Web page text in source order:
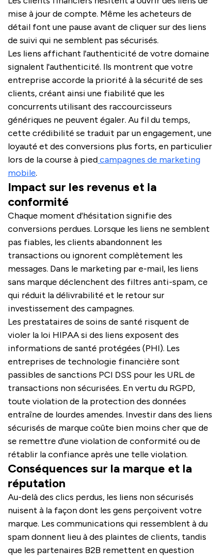
mise à jour de compte. Même les acheteurs de
détail font une pause avant de cliquer sur des liens
de suivi qui ne semblent pas sécurisés.
Les liens affichant l'authenticité de votre domaine
signalent l'authenticité. Ils montrent que votre
entreprise accorde la priorité à la sécurité de ses
clients, créant ainsi une fiabilité que les
concurrents utilisant des raccourcisseurs
génériques ne peuvent égaler. Au fil du temps,
cette crédibilité se traduit par un engagement, une
loyauté et des conversions plus forts, en particulier
lors de la course à piedcampagnes de marketing
mobile.
Impact sur les revenus et la
conformité
Chaque moment d'hésitation signifie des
conversions perdues. Lorsque les liens ne semblent
pas fiables, les clients abandonnent les
transactions ou ignorent complètement les
messages. Dans le marketing par e-mail, les liens
sans marque déclenchent des filtres anti-spam, ce
qui réduit la délivrabilité et le retour sur
investissement des campagnes.
Les prestataires de soins de santé risquent de
violer la loi HIPAA si des liens exposent des
informations de santé protégées (PHI). Les
entreprises de technologie financière sont
passibles de sanctions PCI DSS pour les URL de
transactions non sécurisées. En vertu du RGPD,
toute violation de la protection des données
entraîne de lourdes amendes. Investir dans des liens
sécurisés de marque coûte bien moins cher que de
se remettre d'une violation de conformité ou de
rétablir la confiance après une telle violation.
Conséquences sur la marque et la
réputation
Au-delà des clics perdus, les liens non sécurisés
nuisent à la façon dont les gens perçoivent votre
marque. Les communications qui ressemblent à du
spam donnent lieu à des plaintes de clients, tandis
que les partenaires B2B remettent en question